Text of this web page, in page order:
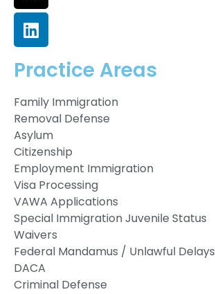
Practice Areas
Family Immigration
Removal Defense
Asylum
Citizenship
Employment Immigration
Visa Processing
VAWA Applications
Special Immigration Juvenile Status
Waivers
Federal Mandamus / Unlawful Delays
DACA
Criminal Defense